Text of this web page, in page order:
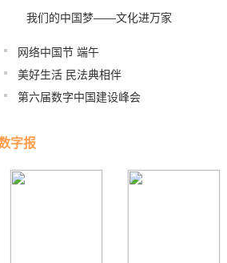
我们的中国梦——文化进万家
网络中国节 端午
美好生活 民法典相伴
第六届数字中国建设峰会
字报